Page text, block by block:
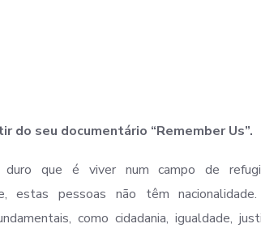
do seu documentário “Remember Us”.
que é viver num campo de
estas pessoas não têm
como cidadania, igualdade,